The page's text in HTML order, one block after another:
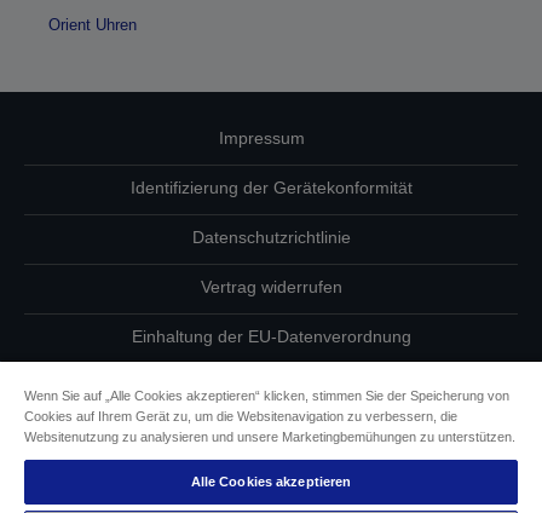
Orient Uhren
Impressum
Identifizierung der Gerätekonformität
Datenschutzrichtlinie
Vertrag widerrufen
Einhaltung der EU-Datenverordnung
Informationen zu Cookies
Epson Engagement für Barrierefreiheit
Wenn Sie auf „Alle Cookies akzeptieren“ klicken, stimmen Sie der Speicherung von
Cookies auf Ihrem Gerät zu, um die Websitenavigation zu verbessern, die
Websitenutzung zu analysieren und unsere Marketingbemühungen zu unterstützen.
Alle Cookies akzeptieren